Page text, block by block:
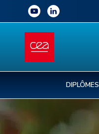
DIPLÔMES